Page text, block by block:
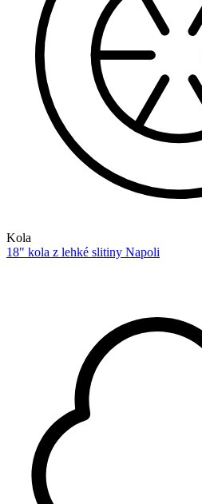
Kola
18" kola z lehké slitiny Napoli